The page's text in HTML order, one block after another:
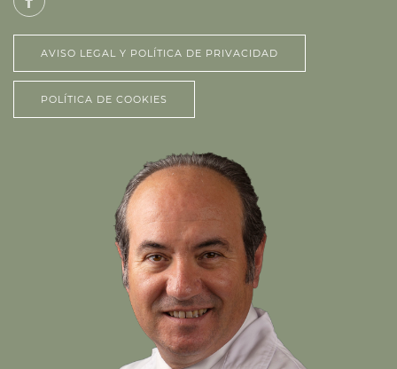
AVISO LEGAL Y POLÍTICA DE PRIVACIDAD
POLÍTICA DE COOKIES